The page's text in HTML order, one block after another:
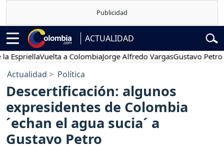
ACTUALIDAD
Vuelta a ColombiaJorge Alfredo VargasGustavo Petro
Actualidad Política
Descertificación: algunos
expresidentes de Colombia
´echan el agua sucia´ a
Gustavo Petro